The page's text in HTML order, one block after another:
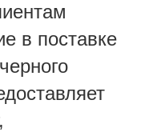
в поставке